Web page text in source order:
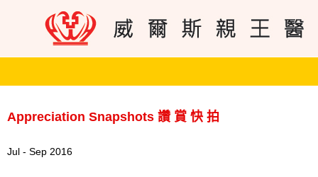
Appreciation Snapshots 讚 賞 快 拍
Jul - Sep 2016